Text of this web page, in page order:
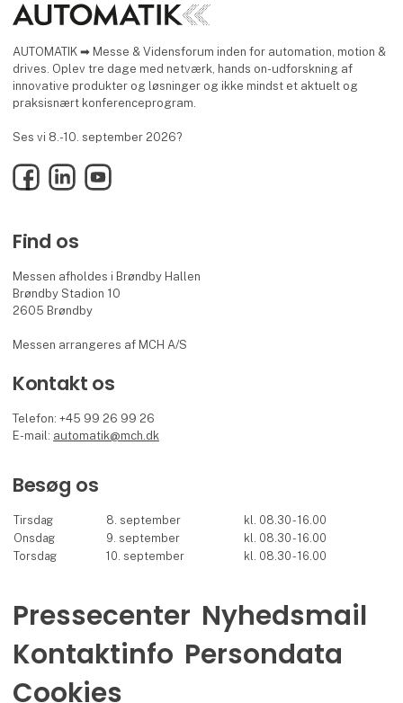
AUTOMATIK ➡ Messe & Vidensforum inden for automation, motion &
drives. Oplev tre dage med netværk, hands on-udforskning af
innovative produkter og løsninger og ikke mindst et aktuelt og
praksisnært konferenceprogram.
Ses vi 8.-10. september 2026?
FacebookLinkedInYouTube
Find os
Messen afholdes i Brøndby Hallen
Brøndby Stadion 10
2605 Brøndby
Messen arrangeres af MCH A/S
Kontakt os
Telefon: +45 99 26 99 26
E-mail: automatik@mch.dk
Besøg os
Tirsdag 8. september
kl. 08.30 - 16.00
Onsdag
9. september
kl. 08.30 - 16.00
Torsdag
10. september kl. 08.30 - 16.00
Pressecenter Nyhedsmail
Kontaktinfo Persondata
Cookies